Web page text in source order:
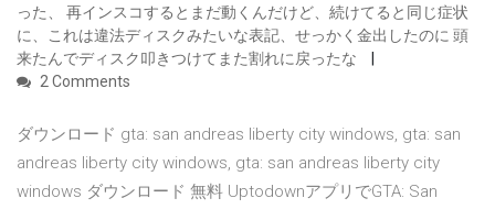
った、 再インスコするとまだ動くんだけど、続けてると同じ症状
に、これは違法ディスクみたいな表記、せっかく金出したのに 頭
来たんでディスク叩きつけてまた割れに戻ったな
2 Comments
ダウンロード gta: san andreas liberty city windows, gta: san
andreas liberty city windows, gta: san andreas liberty city
windows ダウンロード 無料 UptodownアプリでGTA: San